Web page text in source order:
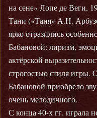
на сене» Лопе де Веги,
Тани («Таня» А.Н.
ярко отразились
Бабановой: лиризм,
актёрской
строгостью стиля игры.
Бабановой приобрело
очень мелодичного.
С конца 40-х гг. играла